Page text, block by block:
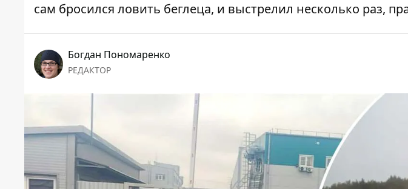
сам бросился ловить беглеца, и выстрелил несколько раз,
Богдан Пономаренко
РЕДАКТОР